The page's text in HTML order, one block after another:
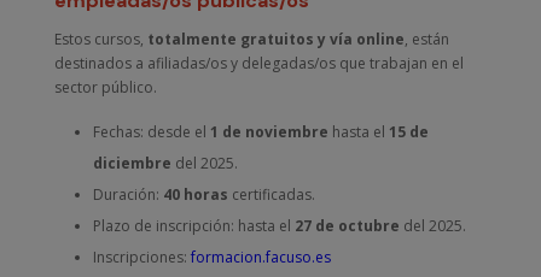
Estos cursos, totalmente gratuitos y vía online, están
destinados a afiliadas/os y delegadas/os que trabajan en el
sector público.
Fechas: desde el 1 de noviembre hasta el 15 de
diciembre del 2025.
Duración: 40 horas certificadas.
Plazo de inscripción: hasta el 27 de octubre del 2025.
Inscripciones: formacion.facuso.es